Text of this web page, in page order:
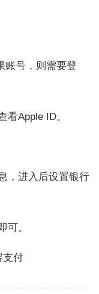
账号，则需要登
看Apple ID。
，进入后设置银行
可。